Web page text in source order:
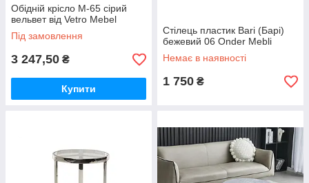
Обідній крісло M-65 сірий
вельвет від Vetro Mebel
Під замовлення
3 247,50 ₴
Купити
Стілець пластик Bari (Барі)
бежевий 06 Onder Mebli
Немає в наявності
1 750 ₴